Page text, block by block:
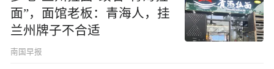
面”，面馆老板：青海人，挂
兰州牌子不合适
南国早报